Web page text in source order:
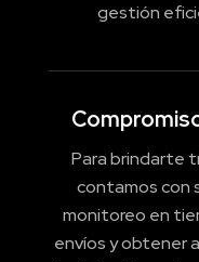
gestión
Para brindarte
contamos con
monitoreo en
envíos y obtener